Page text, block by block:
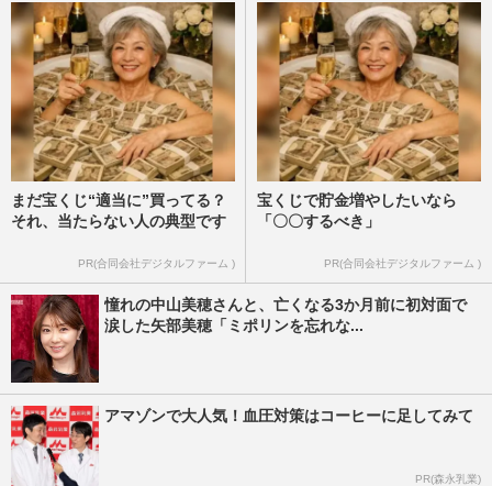
まだ宝くじ“適当に”買ってる？
それ、当たらない人の典型です
PR(合同会社デジタルファーム )
宝くじで貯金増やしたいなら
「〇〇するべき」
PR(合同会社デジタルファーム )
憧れの中山美穂さんと、亡くなる3か月前に初対面で
涙した矢部美穂「ミポリンを忘れな...
アマゾンで大人気！血圧対策はコーヒーに足してみて
PR(森永乳業)